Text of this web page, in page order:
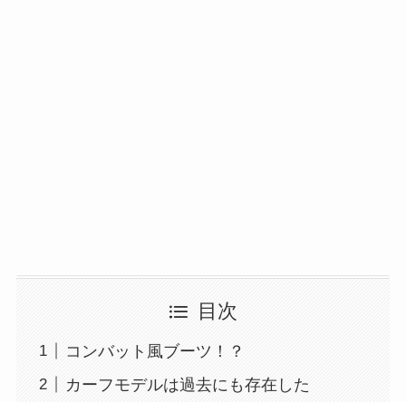
目次
コンバット風ブーツ！？
カーフモデルは過去にも存在した